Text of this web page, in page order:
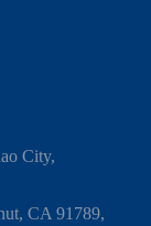
City,
CA 91789,